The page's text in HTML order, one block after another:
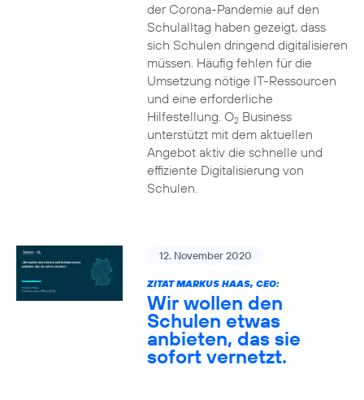
der Corona-Pandemie auf den
Schulalltag haben gezeigt, dass
sich Schulen dringend digitalisieren
müssen. Häufig fehlen für die
Umsetzung nötige IT-Ressourcen
und eine erforderliche
Hilfestellung. O2Business
unterstützt mit dem aktuellen
Angebot aktiv die schnelle und
effiziente Digitalisierung von
Schulen.
12. November 2020
ZITAT MARKUS HAAS, CEO:
Wir wollen den
Schulen etwas
anbieten, das sie
sofort vernetzt.